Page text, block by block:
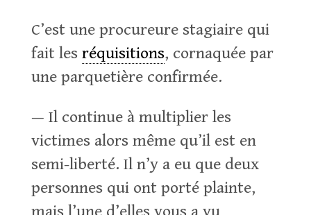
C’est une procureure stagiaire qui
fait les réquisitions, cornaquée par
une parquetière confirmée.
— Il continue à multiplier les
victimes alors même qu’il est en
semi-liberté. Il n’y a eu que deux
personnes qui ont porté plainte,